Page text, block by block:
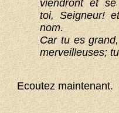
viendront et se
toi, Seigneur!
nom.
Car tu es
merveilleuses;
Ecoutez maintenant.